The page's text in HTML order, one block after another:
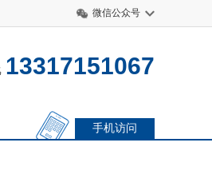
微信公众号
13317151067
手机访问